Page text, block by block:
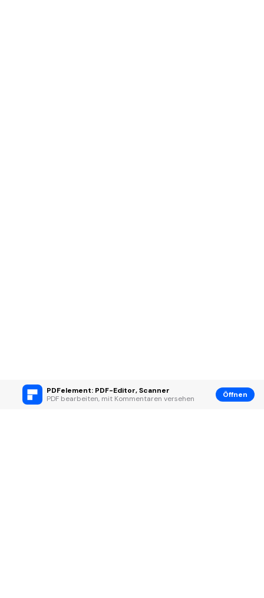
PDFelement: PDF-Editor, Scanner
PDF bearbeiten, mit Kommentaren versehen
Öffnen